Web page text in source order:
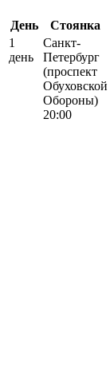
День Стоянка
1
день
Санкт-
Петербург
(проспект
Обуховской
Обороны)
20:00